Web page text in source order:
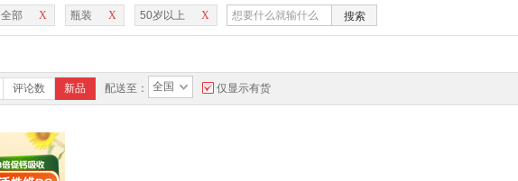
X
全部 X
瓶装 X
50岁以上 搜索
评论数 新品 配送至： 全国 仅显示有货